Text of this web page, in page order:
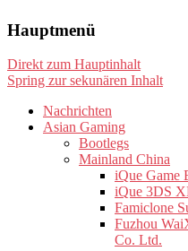
Hauptmenü
Direkt zum Hauptinhalt
Spring zur sekunären Inhalt
Nachrichten
Asian Gaming
Bootlegs
Mainland China
iQue Game
iQue 3DS
Famiclone
Fuzhou
Co. Ltd.